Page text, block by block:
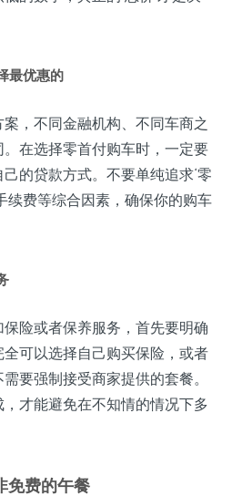
最优惠的
，不同金融机构、不同车商之
在选择零首付购车时，一定要
的贷款方式。不要单纯追求‘零
续费等综合因素，确保你的购车
险或者保养服务，首先要明确
可以选择自己购买保险，或者
要强制接受商家提供的套餐。
才能避免在不知情的情况下多
免费的午餐